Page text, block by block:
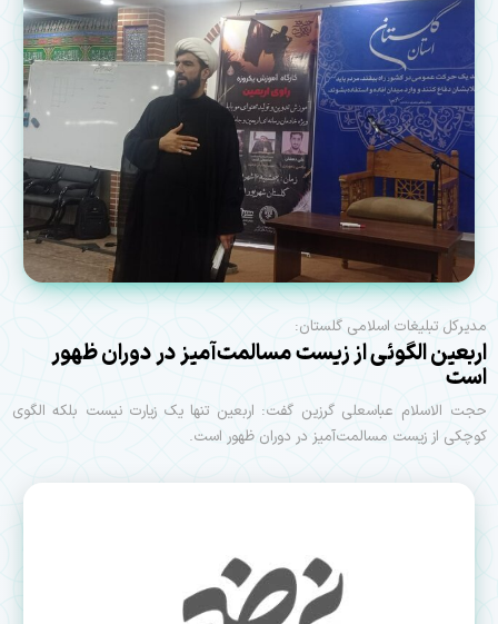
مدیرکل تبلیغات اسلامی گلستان:
اربعین الگوئی از زیست مسالمت‌آمیز در دوران ظهور
است
حجت الاسلام عباسعلی گرزین گفت: اربعین تنها یک زیارت نیست بلکه الگوی
کوچکی از زیست مسالمت‌آمیز در دوران ظهور است.